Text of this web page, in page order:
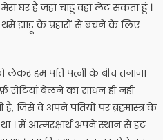
घर है जहां चाहूं वहां लेट सकता हूं ।
झाड़ू के प्रहारों से बचने के लिए
लेकर हम पति पत्नी के बीच तनाज़ा
बेलने का साधन ही नहीं
है, जिसे वे अपने पतियों पर ब्रह्मास्त्र के
। मैं आत्मरक्षार्थ अपने स्थान से हट